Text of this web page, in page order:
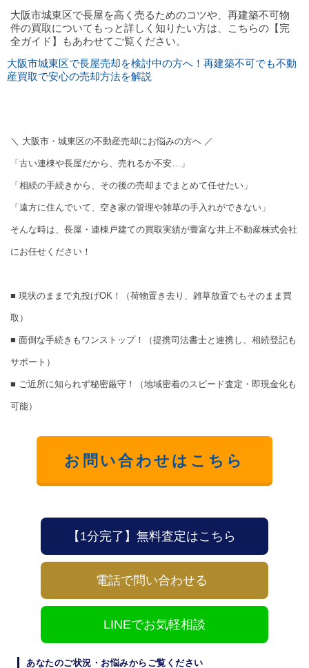
大阪市城東区で長屋を高く売るためのコツや、再建築不可物
件の買取についてもっと詳しく知りたい方は、こちらの【完
全ガイド】もあわせてご覧ください。
大阪市城東区で長屋売却を検討中の方へ！再建築不可でも不動
産買取で安心の売却方法を解説
＼ 大阪市・城東区の不動産売却にお悩みの方へ ／
「古い連棟や長屋だから、売れるか不安…」
「相続の手続きから、その後の売却までまとめて任せたい」
「遠方に住んでいて、空き家の管理や雑草の手入れができない」
そんな時は、長屋・連棟戸建ての買取実績が豊富な井上不動産株式会社
にお任せください！
■ 現状のままで丸投げOK！（荷物置き去り、雑草放置でもそのまま買
取）
■ 面倒な手続きもワンストップ！（提携司法書士と連携し、相続登記も
サポート）
■ ご近所に知られず秘密厳守！（地域密着のスピード査定・即現金化も
可能）
お問い合わせはこちら
【1分完了】無料査定はこちら
電話で問い合わせる
LINEでお気軽相談
あなたのご状況・お悩みからご覧ください